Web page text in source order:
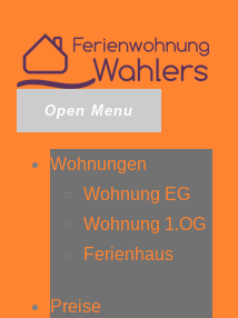
Open Menu
Wohnungen
Wohnung EG
Wohnung 1.OG
Ferienhaus
Preise